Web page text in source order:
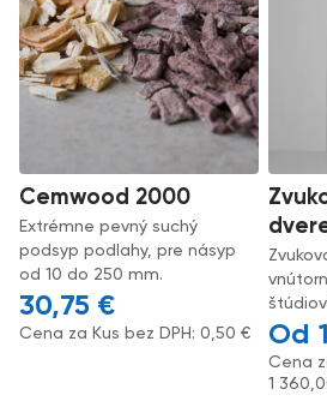
Cemwood 2000
Extrémne pevný suchý
podsyp podlahy, pre násyp
od 10 do 250 mm.
30,75 €
Cena za Kus bez DPH: 0,50 €
Cena
1